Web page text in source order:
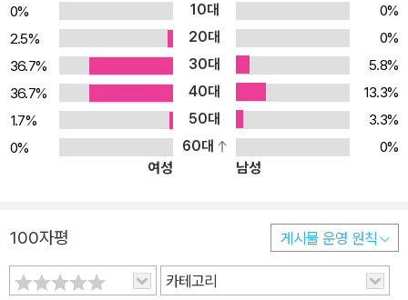
0% 10대
0%
2.5%
20대
0%
36.7%
30대
5.8%
36.7%
40대
13.3%
1.7%
50대
3.3%
0%
60대
0%
여성
남성
100자평 게시물 운영 원칙
카테고리